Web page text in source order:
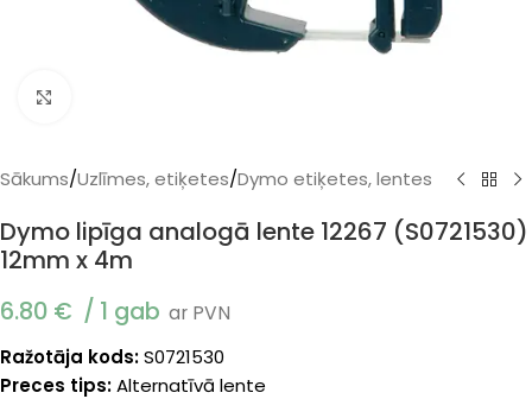
Sākums/Uzlīmes, etiķetes/Dymo etiķetes, lentes
Dymo lipīga analogā lente 12267 (S0721530)
12mm x 4m
6.80 € 1 gab ar PVN
Ražotāja kods:S0721530
Preces tips:Alternatīvā lente